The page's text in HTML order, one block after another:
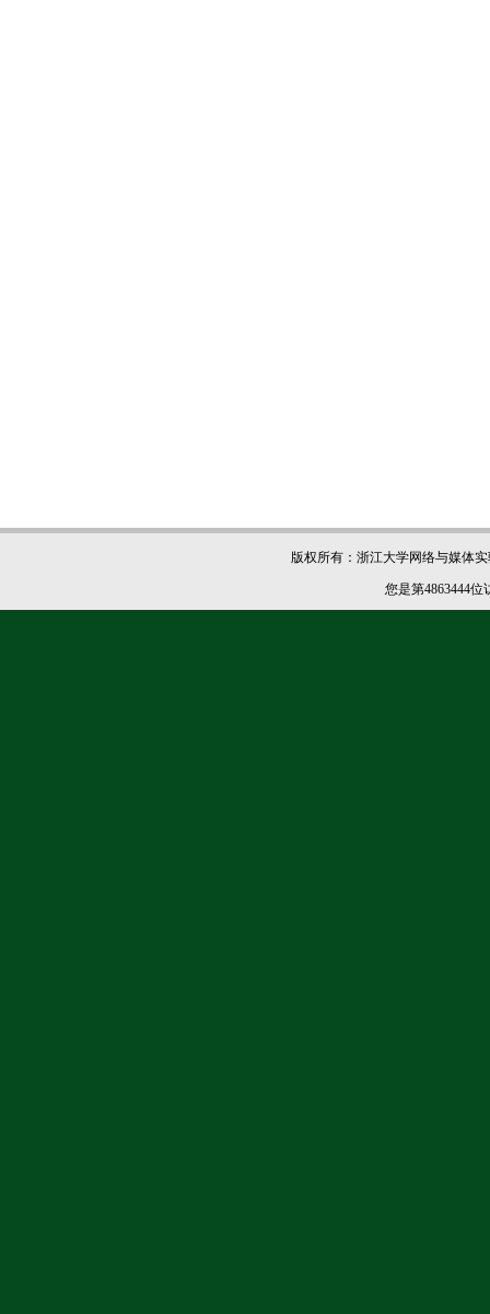
版权所有：浙江大学网络与媒体
您是第4863444位